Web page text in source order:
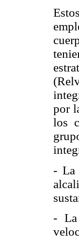
por
los
- La
- La